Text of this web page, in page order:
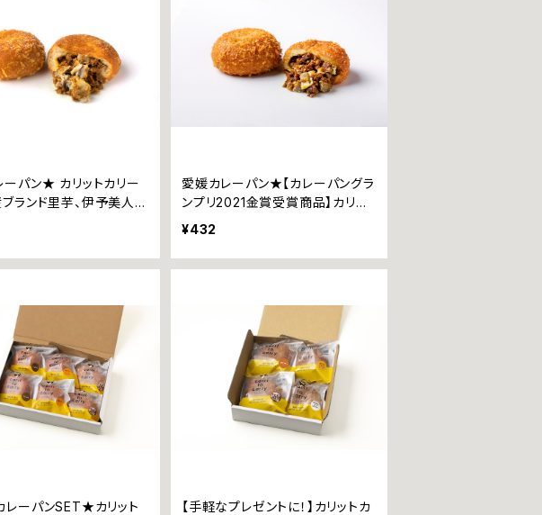
ーパン★ カリットカリー
ランド里芋、伊予美人~
愛媛カレーパン★【カレーパングラ
ンプリ2021金賞受賞商品】カリッ
トカリー ~愛媛宇和島産手押し
¥432
ーパンSET★カリット
【手軽なプレゼントに！】カリットカ